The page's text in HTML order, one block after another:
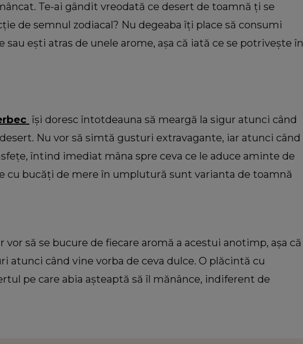
Te-ai gândit vreodată ce desert de toamnă ți se
de semnul zodiacal? Nu degeaba îți place să consumi
ești atras de unele arome, așa că iată ce se potrivește în
își doresc întotdeauna să meargă la sigur atunci când
Nu vor să simtă gusturi extravagante, iar atunci când
întind imediat mâna spre ceva ce le aduce aminte de
cu bucăți de mere în umplutură sunt varianta de toamnă
vor să se bucure de fiecare aromă a acestui anotimp, așa că
atunci când vine vorba de ceva dulce. O plăcintă cu
pe care abia așteaptă să îl mănânce, indiferent de
a rămas Oana Lis să
pentru ea și soțul ei,
Ce oraș ar trebui să vizitezi în